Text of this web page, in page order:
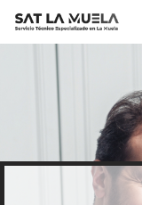
Saltar